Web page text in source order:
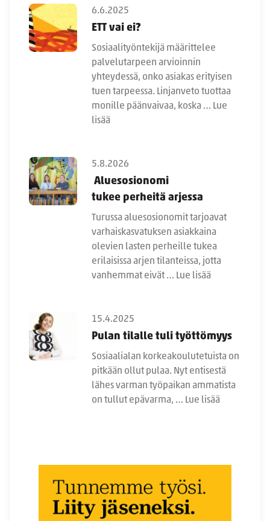
6.6.2025
ETT vai ei?
Sosiaalityöntekijä määrittelee
palvelutarpeen arvioinnin
yhteydessä, onko asiakas erityisen
tuen tarpeessa. Linjanveto tuottaa
monille päänvaivaa, koska … Lue
lisää
5.8.2026
Aluesosionomi
tukee perheitä arjessa
Turussa aluesosionomit tarjoavat
varhaiskasvatuksen asiakkaina
olevien lasten perheille tukea
erilaisissa arjen tilanteissa, jotta
vanhemmat eivät … Lue lisää
15.4.2025
Pulan tilalle tuli työttömyys
Sosiaalialan korkeakoulutetuista on
pitkään ollut pulaa. Nyt entisestä
lähes varman työpaikan ammatista
on tullut epävarma, … Lue lisää